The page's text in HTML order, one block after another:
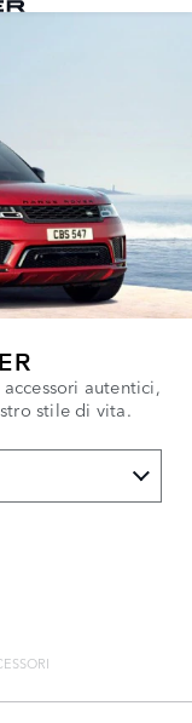
autentici,
stile di vita.